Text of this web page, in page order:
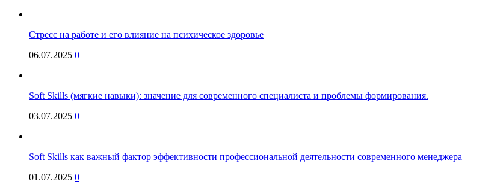
Стресс на работе и его влияние на психическое здоровье
06.07.2025 0
Soft Skills (мягкие навыки): значение для современного специалиста и проблемы формирования.
03.07.2025 0
Soft Skills как важный фактор эффективности профессиональной деятельности современного менеджера
01.07.2025 0